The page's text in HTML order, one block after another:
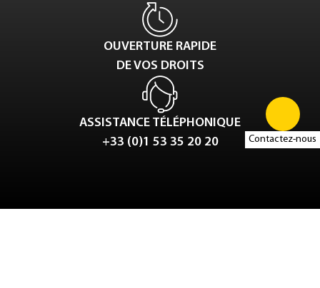
Contactez-nous
OUVERTURE RAPIDE
DE VOS DROITS
ASSISTANCE TÉLÉPHONIQUE
+33 (0)1 53 35 20 20